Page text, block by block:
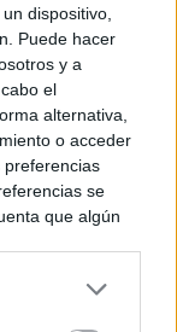
dispositivo,
Puede hacer
y a
el
alternativa,
o acceder
preferencias
se
que algún
sus preferencias
consejos